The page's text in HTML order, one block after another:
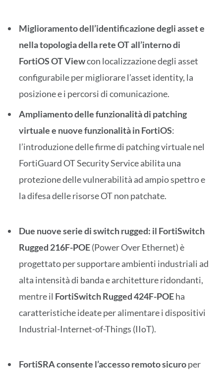
Miglioramento dell’identificazione degli asset e
nella topologia della rete OT all’interno di
FortiOSOT Viewcon localizzazione degli asset
configurabile per migliorare l’asset identity, la
posizione e i percorsi di comunicazione.
Ampliamento delle funzionalità di patching
virtuale e nuove funzionalità in FortiOS:
l’introduzione delle firme di patching virtuale nel
FortiGuard OT Security Service abilita una
protezione delle vulnerabilità ad ampio spettro e
la difesa delle risorse OT non patchate.
Due nuove serie di switch rugged: il FortiSwitch
Rugged 216F-POE(Power Over Ethernet) è
progettato per supportare ambienti industriali ad
alta intensità di banda e architetture ridondanti,
mentre il FortiSwitch Rugged 424F-POEha
caratteristiche ideate per alimentare i dispositivi
Industrial-Internet-of-Things (IIoT).
FortiSRA consente l’accesso remoto sicuroper